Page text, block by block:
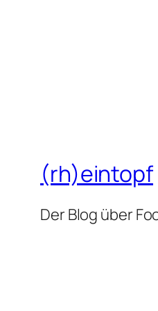
(rh)eintopf
Der Blog über